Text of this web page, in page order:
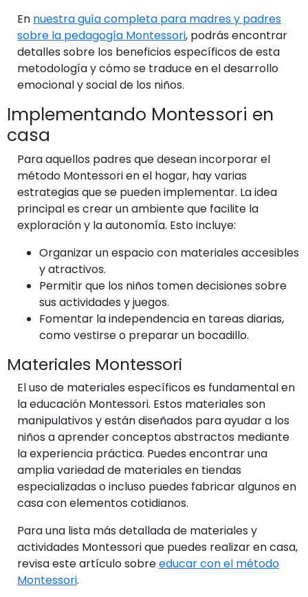
En nuestra guía completa para madres y padres
sobre la pedagogía Montessori, podrás encontrar
detalles sobre los beneficios específicos de esta
metodología y cómo se traduce en el desarrollo
emocional y social de los niños.
Implementando Montessori en
casa
Para aquellos padres que desean incorporar el
método Montessori en el hogar, hay varias
estrategias que se pueden implementar. La idea
principal es crear un ambiente que facilite la
exploración y la autonomía. Esto incluye:
Organizar un espacio con materiales accesibles
y atractivos.
Permitir que los niños tomen decisiones sobre
sus actividades y juegos.
Fomentar la independencia en tareas diarias,
como vestirse o preparar un bocadillo.
Materiales Montessori
El uso de materiales específicos es fundamental en
la educación Montessori. Estos materiales son
manipulativos y están diseñados para ayudar a los
niños a aprender conceptos abstractos mediante
la experiencia práctica. Puedes encontrar una
amplia variedad de materiales en tiendas
especializadas o incluso puedes fabricar algunos en
casa con elementos cotidianos.
Para una lista más detallada de materiales y
actividades Montessori que puedes realizar en casa,
revisa este artículo sobreeducar con el método
Montessori.